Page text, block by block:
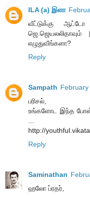
ILA (a) இளா
வீட்டுக்கு
ஜெ.ஜெயலலிதாவும்
எழுதுவீங்களா?
Reply
Sampath
பரிசல்,
உங்களோட இந்த
http://
Reply
Saminathan
ஹலோ ப்ரதர்,